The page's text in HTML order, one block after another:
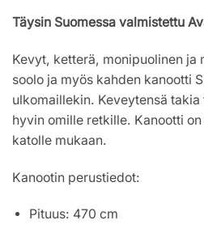
Täysin Suomessa valmistettu
Kevyt, ketterä, monipuolinen ja
soolo ja myös kahden kanootti
ulkomaillekin. Keveytensä
hyvin omille retkille. Kanootti
katolle mukaan.
Kanootin perustiedot:
Pituus: 470 cm